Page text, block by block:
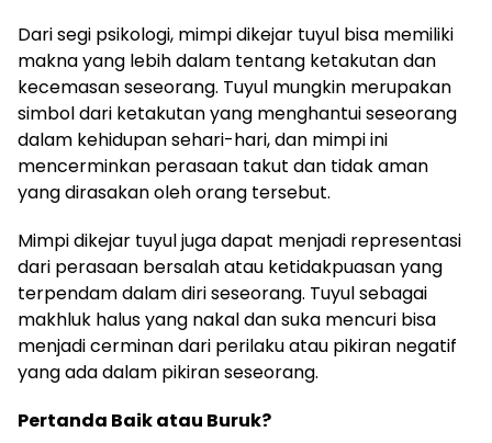
Dari segi psikologi, mimpi dikejar tuyul bisa memiliki
makna yang lebih dalam tentang ketakutan dan
kecemasan seseorang. Tuyul mungkin merupakan
simbol dari ketakutan yang menghantui seseorang
dalam kehidupan sehari-hari, dan mimpi ini
mencerminkan perasaan takut dan tidak aman
yang dirasakan oleh orang tersebut.
Mimpi dikejar tuyul juga dapat menjadi representasi
dari perasaan bersalah atau ketidakpuasan yang
terpendam dalam diri seseorang. Tuyul sebagai
makhluk halus yang nakal dan suka mencuri bisa
menjadi cerminan dari perilaku atau pikiran negatif
yang ada dalam pikiran seseorang.
Pertanda Baik atau Buruk?